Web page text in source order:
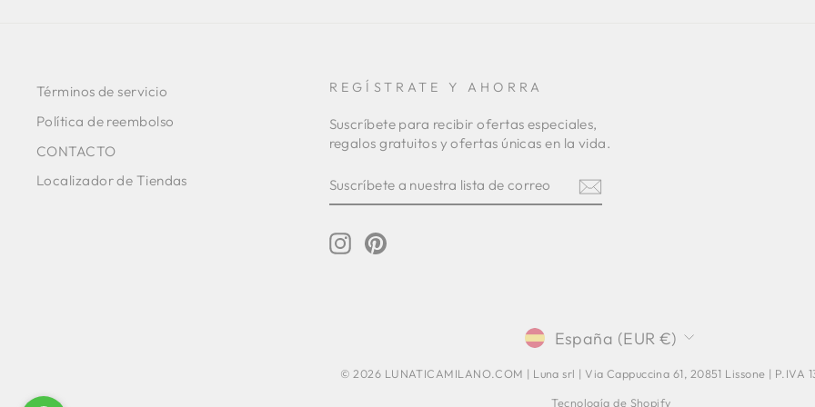
Términos de servicio
Política de reembolso
CONTACTO
Localizador de Tiendas
REGÍSTRATE Y AHORRA
Suscríbete para recibir ofertas especiales,
regalos gratuitos y ofertas únicas en la vida.
A
NUESTRA
DE
CORREO
InstagramPinterest
MONEDA
España (EUR €)
© 2026 LUNATICAMILANO.COM | Luna srl | Via Cappuccina 61, 20851 Lissone | P.IVA
Tecnología de Shopify